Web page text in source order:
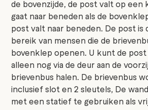
de bovenzijde, de post valt op een
gaat naar beneden als de
post valt naar beneden. De post is
bereik van mensen die de
bovenklep openen. U kunt de
alleen nog via de deur aan de
brievenbus halen. De brievenbus
inclusief slot en 2 sleutels, De
met een statief te gebruiken als